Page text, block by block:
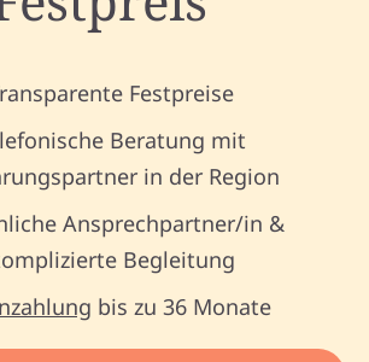
Festpreise
Beratung mit
in der Region
Ansprechpartner/in &
Begleitung
bis zu 36 Monate